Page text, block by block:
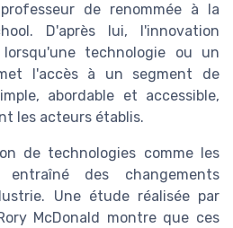
de renommée à la
D'après lui, l'innovation
technologie ou un
l'accès à un segment de
abordable et accessible,
les acteurs établis.
de technologies comme les
des changements
Une étude réalisée par
McDonald montre que ces